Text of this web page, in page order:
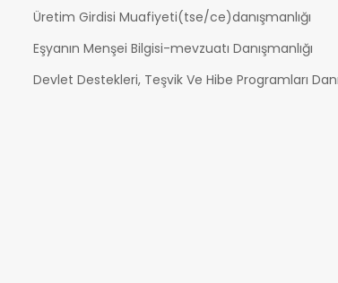
Üretim Girdisi Muafiyeti(tse/ce)danışmanlığı
Eşyanın Menşei Bilgisi-mevzuatı Danışmanlığı
Devlet Destekleri, Teşvik Ve Hibe Programları